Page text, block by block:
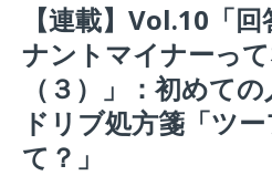
【連載】Vol.10「
ナントマイナーっ
（３）」：初めて
ドリブ処方箋「ツ
て？」